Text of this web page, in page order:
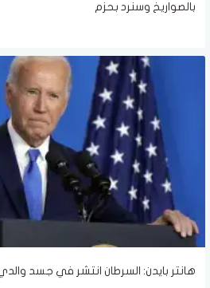
بالصواريخ وسنرد بحزم
هانتر بايدن: السرطان انتشر في جسد